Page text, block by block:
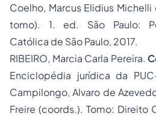
Coelho, Marcus Elidius
tomo). 1. ed. São Paulo:
Católica de São Paulo, 2017.
RIBEIRO, Marcia Carla Pereira.
Enciclopédia jurídica da
Campilongo, Alvaro de
Freire (coords.). Tomo: Direito